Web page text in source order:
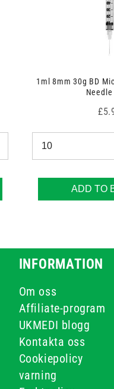
1ml 8mm 30g BD
ADD TO
INFORMATION
Om oss
Affiliate-program
UKMEDI blogg
Kontakta oss
Cookiepolicy
varning